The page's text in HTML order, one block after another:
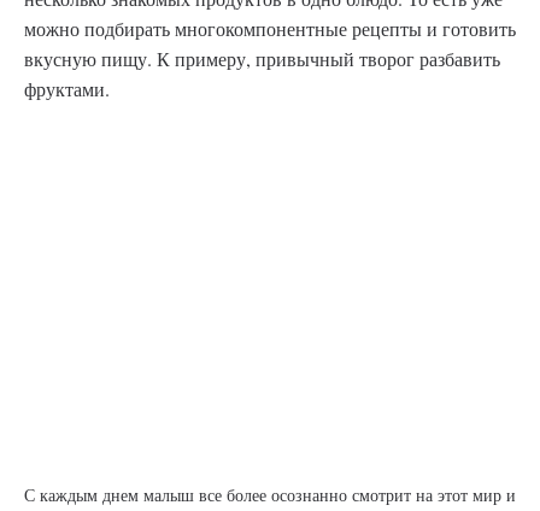
можно подбирать многокомпонентные рецепты и готовить
вкусную пищу. К примеру, привычный творог разбавить
фруктами.
С каждым днем малыш все более осознанно смотрит на этот мир и